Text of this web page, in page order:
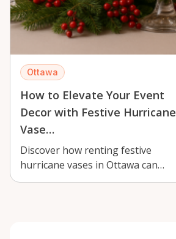
Ottawa
How to Elevate Your Event
Decor with Festive Hurricane
Vase…
Discover how renting festive
hurricane vases in Ottawa can
transform your holiday events